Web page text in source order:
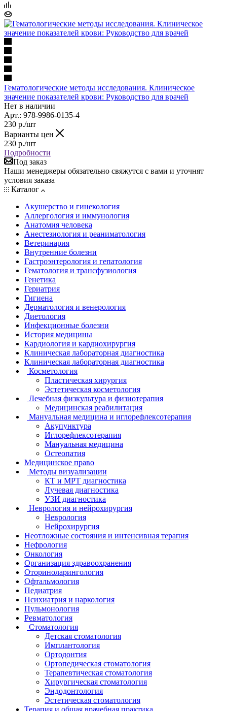
Гематологические методы исследования. Клиническое
значение показателей крови: Руководство для врачей
Нет в наличии
Арт.: 978-9986-0135-4
230 р./шт
Варианты цен
230 р./шт
Подробности
Под заказ
Наши менеджеры обязательно свяжутся с вами и уточнят
условия заказа
Каталог
Акушерство и гинекология
Аллергология и иммунология
Анатомия человека
Анестезиология и реаниматология
Ветеринария
Внутренние болезни
Гастроэнтерология и гепатология
Гематология и трансфузиология
Генетика
Гериатрия
Гигиена
Дерматология и венерология
Диетология
Инфекционные болезни
История медицины
Кардиология и кардиохирургия
Клиническая лабораторная диагностика
Клиническая лабораторная диагностика
Косметология
Пластическая хирургия
Эстетическая косметология
Лечебная физкультура и физиотерапия
Медицинская реабилитация
Мануальная медицина и иглорефлексотерапия
Акупунктура
Иглорефлексотерапия
Мануальная медицина
Остеопатия
Медицинское право
Методы визуализации
КТ и МРТ диагностика
Лучевая диагностика
УЗИ диагностика
Неврология и нейрохирургия
Неврология
Нейрохирургия
Неотложные состояния и интенсивная терапия
Нефрология
Онкология
Организация здравоохранения
Оториноларингология
Офтальмология
Педиатрия
Психиатрия и наркология
Пульмонология
Ревматология
Стоматология
Детская стоматология
Имплантология
Ортодонтия
Ортопедическая стоматология
Терапевтическая стоматология
Хирургическая стоматология
Эндодонтология
Эстетическая стоматология
Терапия и общая врачебная практика